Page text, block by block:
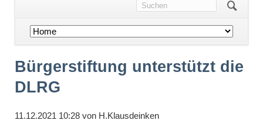
Navigation
überspringen
Bürgerstiftung unterstützt die
DLRG
11.12.2021 10:28von H.Klausdeinken